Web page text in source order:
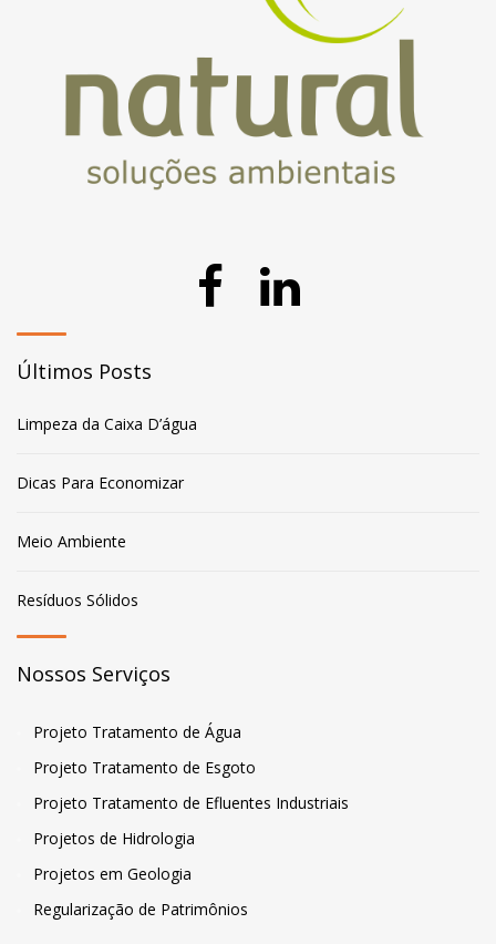
Últimos Posts
Limpeza da Caixa D’água
Dicas Para Economizar
Meio Ambiente
Resíduos Sólidos
Nossos Serviços
Projeto Tratamento de Água
Projeto Tratamento de Esgoto
Projeto Tratamento de Efluentes Industriais
Projetos de Hidrologia
Projetos em Geologia
Regularização de Patrimônios